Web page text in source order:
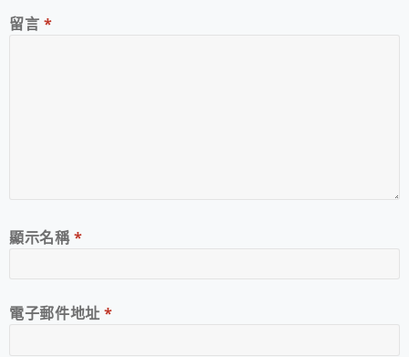
留言 *
顯示名稱*
電子郵件地址*